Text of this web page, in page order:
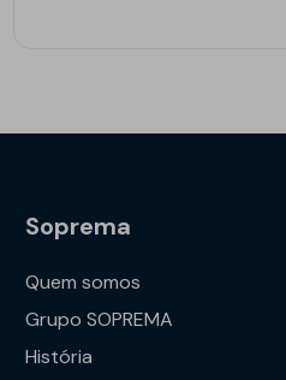
Soprema
Quem somos
Grupo SOPREMA
História